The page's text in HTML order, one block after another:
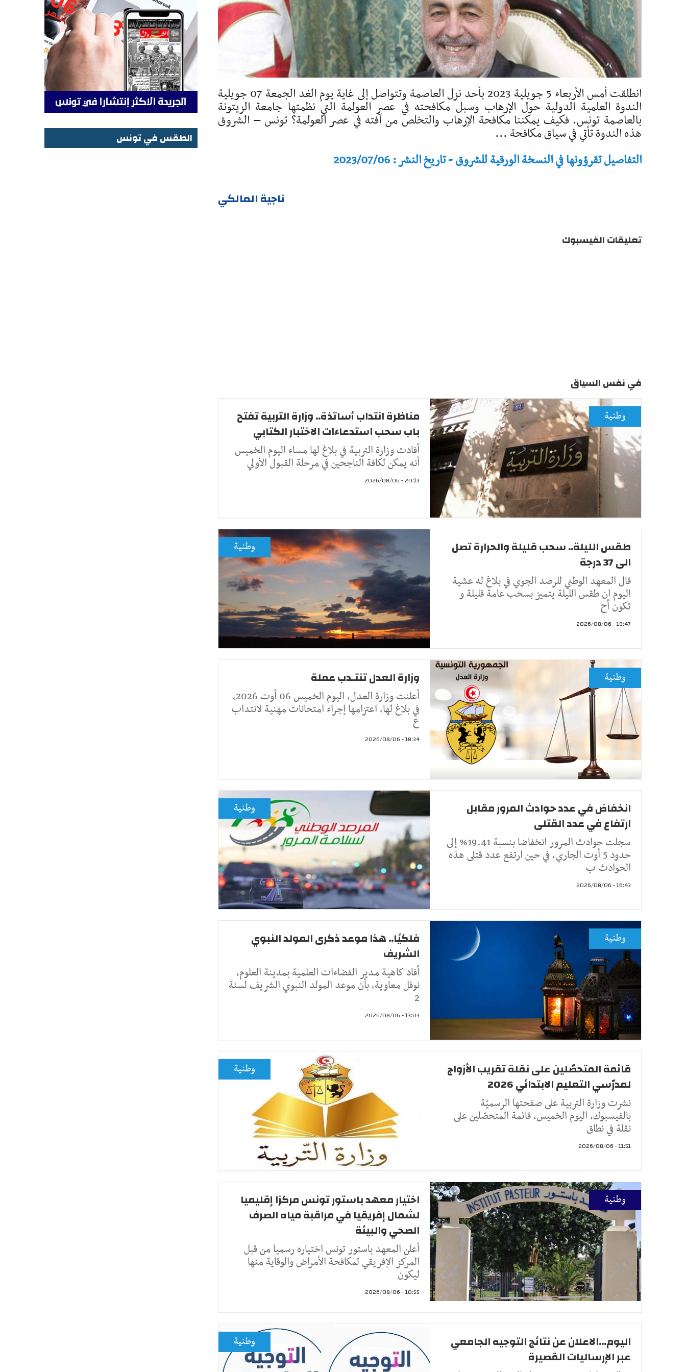
انطلقت أمس الأربعاء 5 جويلية 2023 بأحد نزل العاصمة وتتواصل إلى غاية يوم الغد الجمعة 07 جويلية
الندوة العلمية الدولية حول الإرهاب وسبل مكافحته في عصر العولمة التي نظمتها جامعة الزيتونة
بالعاصمة تونس. فكيف يمكننا مكافحة الإرهاب والتخلص من آفته في عصر العولمة؟ تونس – الشروق
هذه الندوة تأتي في سياق مكافحة ...
التفاصيل تقرؤونها في النسخة الورقية للشروق - تاريخ النشر : 2023/07/06
ناجية المالكي
تعليقات الفيسبوك
في نفس السياق
وطنية
مناظرة انتداب أساتذة.. وزارة التربية تفتح
باب سحب استدعاءات الاختبار الكتابي
أفادت وزارة التربية في بلاغ لها مساء اليوم الخميس
أنه يمكن لكافة الناجحين في مرحلة القبول الأولي
20:13 - 2026/08/06
وطنية
طقس الليلة.. سحب قليلة والحرارة تصل
الى 37 درجة
قال المعهد الوطني للرصد الجوي في بلاغ له عشية
اليوم ان طقس الليلة يتميز بسحب عامة قليلة و
تكون أح
19:47 - 2026/08/06
وطنية وزارة العدل تنتـدب عملة
أعلنت وزارة العدل، اليوم الخميس 06 أوت 2026،
في بلاغ لها، اعتزامها إجراء امتحانات مهنية لانتداب
ع
18:34 - 2026/08/06
وطنية
انخفاض في عدد حوادث المرور مقابل
ارتفاع في عدد القتلى
سجلت حوادث المرور انخفاضا بنسبة 19.41% إلى
حدود 5 أوت الجاري، في حين ارتفع عدد قتلى هذه
الحوادث ب
16:43 - 2026/08/06
وطنية
فلكيًا.. هذا موعد ذكرى المولد النبوي
الشريف
أفاد كاهية مدير الفضاءات العلمية بمدينة العلوم،
نوفل معاوية، بأن موعد المولد النبوي الشريف لسنة
2
13:03 - 2026/08/06
وطنية
قائمة المتحصّلين على نقلة تقريب الأزواج
لمدرّسي التعليم الابتدائي 2026
نشرت وزارة التربية على صفحتها الرسميّة
بالفيسبوك، اليوم الخميس، قائمة المتحصّلين على
نقلة في نطاق
11:51 - 2026/08/06
وطنية
اختيار معهد باستور تونس مركزا إقليميا
لشمال إفريقيا في مراقبة مياه الصرف
الصحي والبيئة
أعلن المعهد باستور تونس اختياره رسميا من قبل
المركز الإفريقي لمكافحة الأمراض والوقاية منها
ليكون
10:55 - 2026/08/06
وطنية
اليوم...الاعلان عن نتائج التوجيه الجامعي
عبر الإرساليات القصيرة
الطقس في تونس